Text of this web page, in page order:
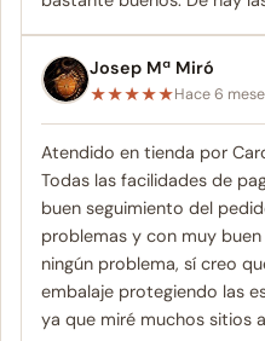
Josep Mª Miró
★★★★★Hace 6
Atendido en tienda por
Todas las facilidades de
buen seguimiento del
problemas y con muy
ningún problema, sí creo
embalaje protegiendo las
ya que miré muchos sitios